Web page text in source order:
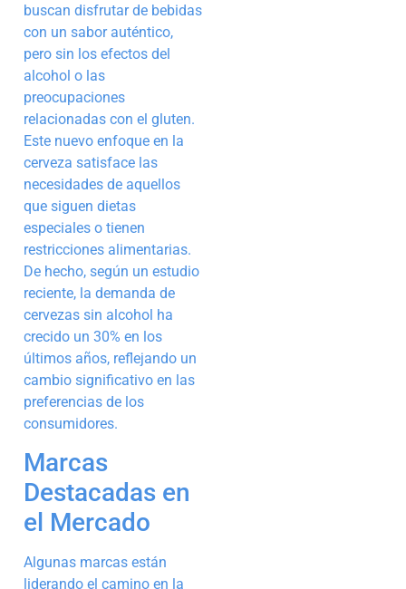
buscan disfrutar de bebidas
con un sabor auténtico,
pero sin los efectos del
alcohol o las
preocupaciones
relacionadas con el gluten.
Este nuevo enfoque en la
cerveza satisface las
necesidades de aquellos
que siguen dietas
especiales o tienen
restricciones alimentarias.
De hecho, según un estudio
reciente, la demanda de
cervezas sin alcohol ha
crecido un 30% en los
últimos años, reflejando un
cambio significativo en las
preferencias de los
consumidores.
Marcas
Destacadas en
el Mercado
Algunas marcas están
liderando el camino en la